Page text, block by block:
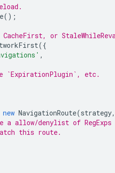
();
or
({
,
`ExpirationPlugin`, etc.
new NavigationRoute(strategy,
allow/denylist of RegExps
this route.